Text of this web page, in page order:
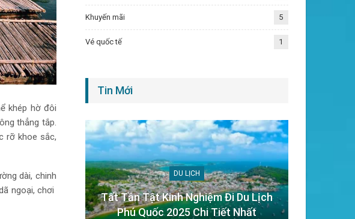
khép hờ đôi
thẳng tắp.
rỡ khoe sắc,
dài, chinh
ngoại, chơi
Khuyến mãi 5
Vé quốc tế 1
Tin Mới
DU LỊCH
Tất Tần Tật Kinh Nghiệm Đi Du Lịch
Phú Quốc 2025 Chi Tiết Nhất